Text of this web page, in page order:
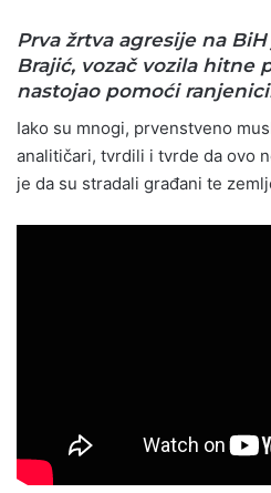
Prva žrtva agresije na
Brajić, vozač vozila hitne
nastojao pomoći
Iako su mnogi, prvenstveno
analitičari, tvrdili i tvrde da ovo
je da su stradali građani te